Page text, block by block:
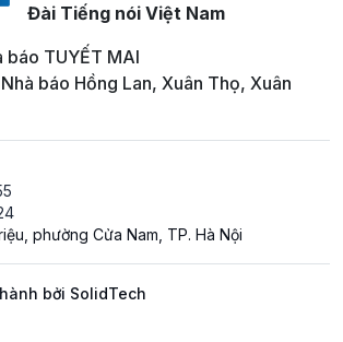
Đài Tiếng nói Việt Nam
báo TUYẾT MAI
báo Hồng Lan, Xuân Thọ, Xuân
phường Cửa Nam, TP. Hà Nội
bởi SolidTech